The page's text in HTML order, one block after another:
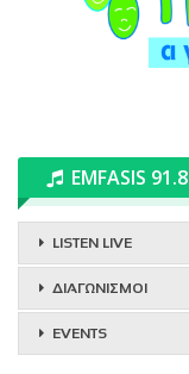
EMFASIS 91.8
LISTEN LIVE
ΔΙΑΓΩΝΙΣΜΟΙ
EVENTS